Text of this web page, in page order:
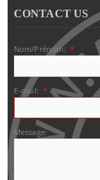
CONTACT US
Nom/Prénom: *
E-mail: *
Message: